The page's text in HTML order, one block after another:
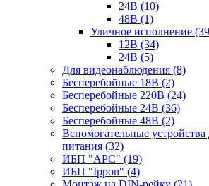
24В (10)
48В (1)
Уличное исполнение
12В (34)
24В (5)
Для видеонаблюдения (8)
Бесперебойные 18В (2)
Бесперебойные 220В (24)
Бесперебойные 24В (36)
Бесперебойные 48В (2)
Вспомогательные устройства
питания (32)
ИБП "APC" (19)
ИБП "Ippon" (4)